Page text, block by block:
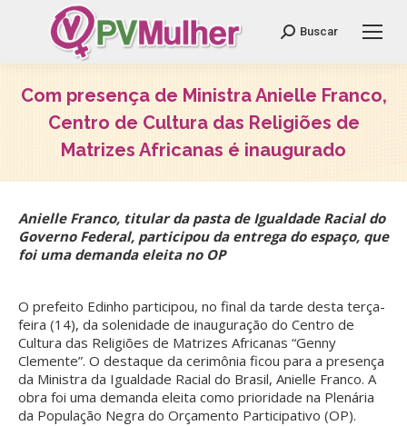
Search:
Buscar
Com presença de Ministra Anielle Franco,
Centro de Cultura das Religiões de
Matrizes Africanas é inaugurado
Anielle Franco, titular da pasta de Igualdade Racial do
Governo Federal, participou da entrega do espaço, que
foi uma demanda eleita no OP
O prefeito Edinho participou, no final da tarde desta terça-
feira (14), da solenidade de inauguração do Centro de
Cultura das Religiões de Matrizes Africanas “Genny
Clemente”. O destaque da cerimônia ficou para a presença
da Ministra da Igualdade Racial do Brasil, Anielle Franco. A
obra foi uma demanda eleita como prioridade na Plenária
da População Negra do Orçamento Participativo (OP).